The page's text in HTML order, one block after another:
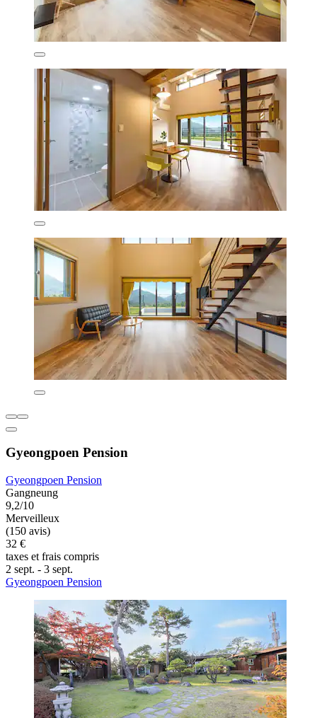
Gyeongpoen Pension
Gyeongpoen Pension
Gangneung
9,2/10
Merveilleux
(150 avis)
32 €
taxes et frais compris
2 sept. - 3 sept.
Gyeongpoen Pension